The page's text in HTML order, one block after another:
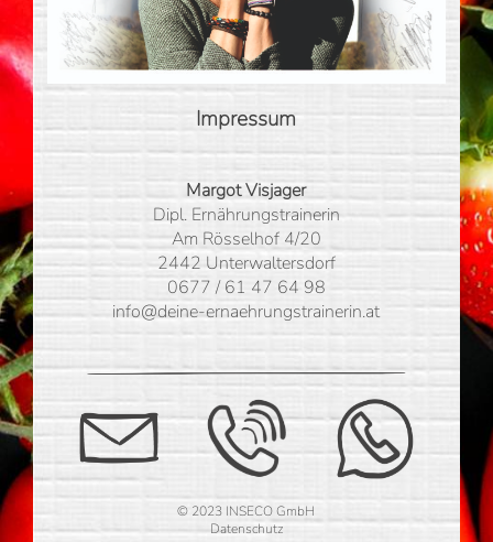
Impressum
Margot Visjager
Dipl. Ernährungstrainerin
Am Rösselhof 4/20
2442 Unterwaltersdorf
0677 / 61 47 64 98
info@deine-ernaehrungstrainerin.at
© 2023 INSECO GmbH
Datenschutz